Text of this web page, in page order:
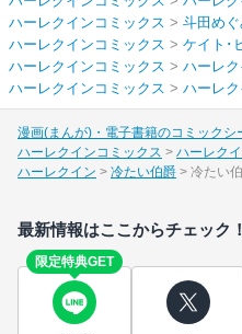
ハーレクインコミックス > 斗田め
ハーレクインコミックス > ケイト･
ハーレクインコミックス > ハーレク
ハーレクインコミックス > ハーレク
漫画(まんが)・電子書籍のコミックシ
ハーレクインコミックス
ハーレク
ハーレクイン
冷たい伯爵 冷たい
最新情報はここからチェック！
限定特典GET